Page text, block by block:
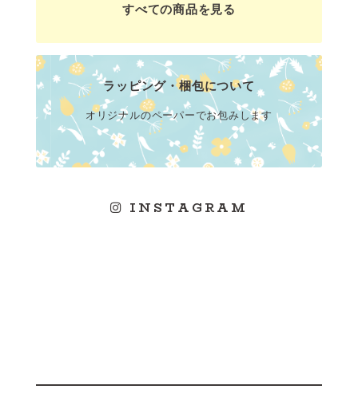
すべての商品を見る
ラッピング・梱包について
オリジナルのペーパーでお包みします
INSTAGRAM